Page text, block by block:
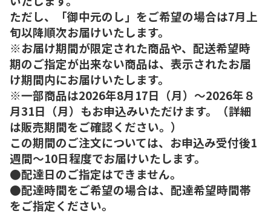
ただし、「御中元のし」をご希望の場合は7月上
旬以降順次お届けいたします。
※お届け期間が限定された商品や、配送希望時
期のご指定が出来ない商品は、表示されたお届
け期間内にお届けいたします。
※一部商品は2026年8月17日（月）～2026年８
月31日（月）もお申込みいただけます。（詳細
は販売期間をご確認ください。）
この期間のご注文については、お申込み受付後1
週間～10日程度でお届けいたします。
●配達日のご指定はできません。
●配達時間をご希望の場合は、配達希望時間帯
をご指定ください。